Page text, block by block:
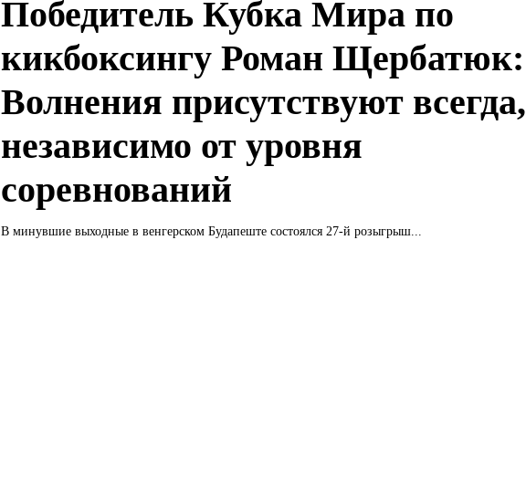
Победитель Кубка Мира по
кикбоксингу Роман Щербатюк:
Волнения присутствуют всегда,
независимо от уровня
соревнований
В минувшие выходные в венгерском Будапеште состоялся 27-й розыгрыш...